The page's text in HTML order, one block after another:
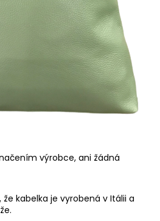
výrobce, ani žádná
kabelka je vyrobená v Itálii a